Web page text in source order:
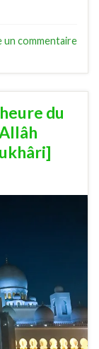
un commentaire
du